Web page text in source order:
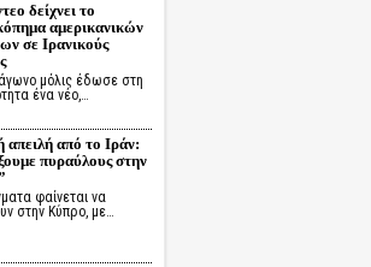
δείχνει το
αμερικανικών
σε Ιρανικούς
μόλις έδωσε στη
ένα νέο,…
απειλή από το Ιράν:
πυραύλους στην
φαίνεται να
στην Κύπρο, με…